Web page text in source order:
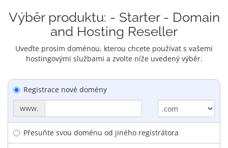
Výběr produktu: - Starter - Domain
and Hosting Reseller
Uveďte prosím doménou, kterou chcete používat s vašemi
hostingovými službami a zvolte níže uvedený výběr.
Registrace nové domény
www.
Přesuňte svou doménu od jiného registrátora